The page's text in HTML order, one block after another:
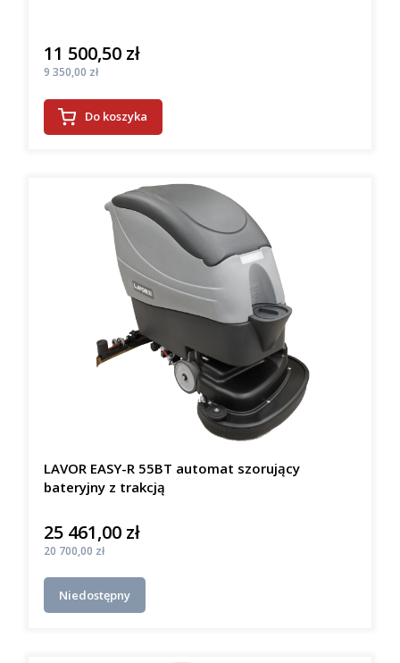
Cena
11 500,50 zł
Cena
9 350,00 zł
Do koszyka
LAVOR EASY-R 55BT automat szorujący
bateryjny z trakcją
Cena
25 461,00 zł
Cena
20 700,00 zł
Niedostępny